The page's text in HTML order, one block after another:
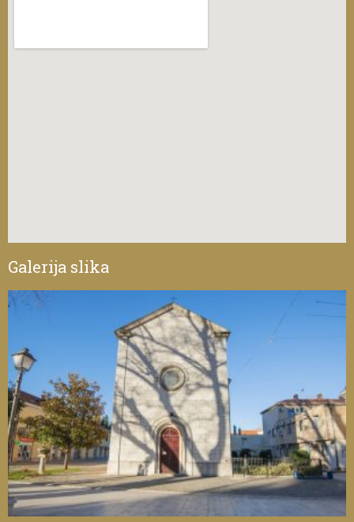
Galerija slika